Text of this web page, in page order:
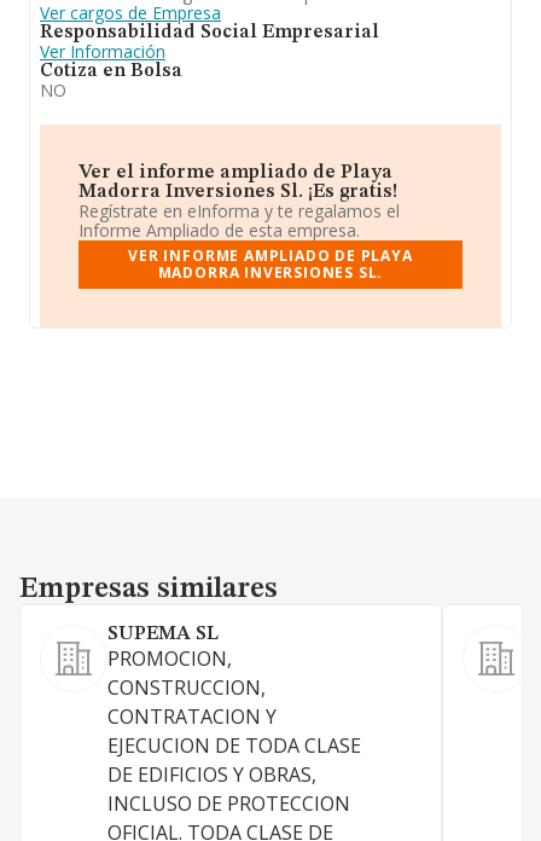
Ver cargos de Empresa
Responsabilidad Social Empresarial
Ver Información
Cotiza en Bolsa
NO
Ver el informe ampliado de Playa
Madorra Inversiones Sl. ¡Es gratis!
Regístrate en eInforma y te regalamos el
Informe Ampliado de esta empresa.
VER INFORME AMPLIADO DE PLAYA
MADORRA INVERSIONES SL.
Empresas similares
Empresas similares
SUPEMA SL
PROMOCION,
CONSTRUCCION,
CONTRATACION Y
EJECUCION DE TODA CLASE
DE EDIFICIOS Y OBRAS,
INCLUSO DE PROTECCION
OFICIAL. TODA CLASE DE